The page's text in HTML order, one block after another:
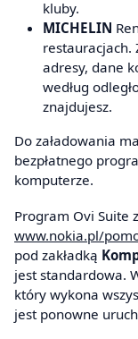
kluby.
MICHELIN
restauracjach.
adresy, dane
według
znajdujesz.
Do załadowania
bezpłatnego
komputerze.
Program Ovi Suite
www.nokia.pl/
pod zakładką
jest standardowa.
który wykona
jest ponowne